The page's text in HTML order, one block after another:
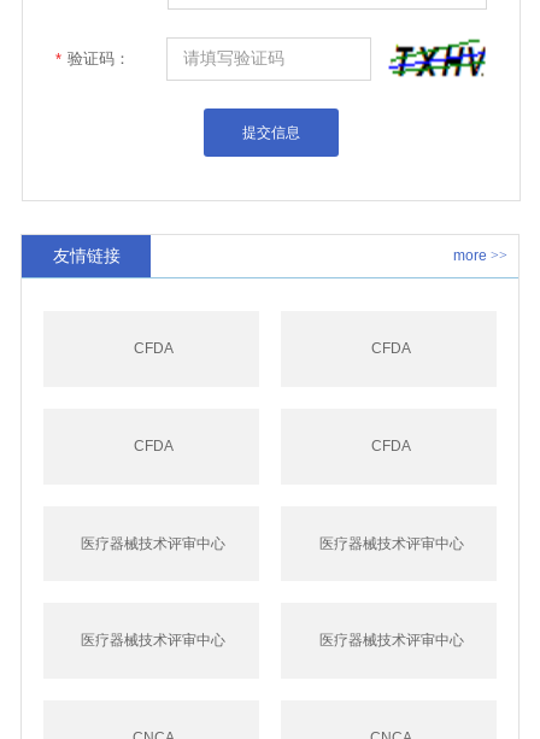
* 验证码：
友情链接 more>>
CFDA CFDA
CFDA CFDA
医疗器械技术评审中心 医疗器械技术评审中心
医疗器械技术评审中心 医疗器械技术评审中心